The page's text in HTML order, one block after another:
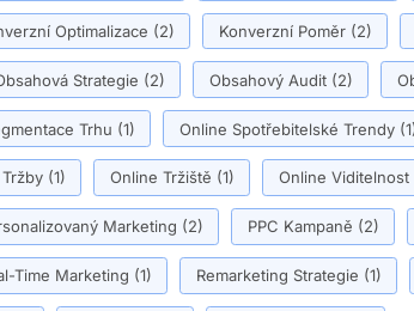
Optimalizace (2) Konverzní Poměr(2)
Strategie (2) Obsahový Audit(2)
Trhu (1) Online Spotřebitelské Trendy
(1) Online Tržiště (1) Online Viditelnost
Marketing (2) PPC Kampaně (2)
Time Marketing (1) Remarketing Strategie (1)